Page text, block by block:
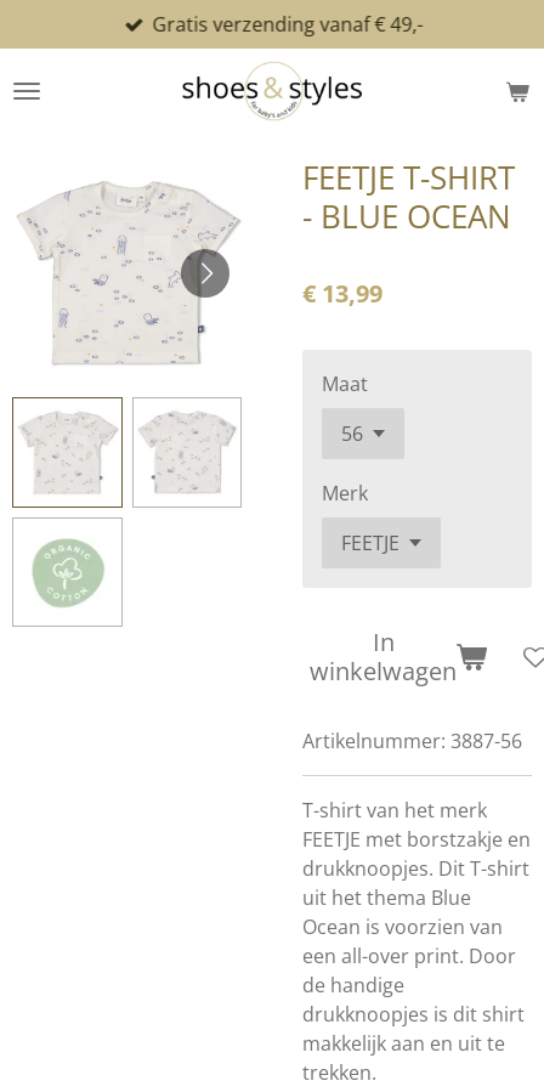
direct
naar
Gratis verzending vanaf € 49,-
FEETJE T-SHIRT
- BLUE OCEAN
€ 13,99
Maat
Merk
In
winkelwagen
Artikelnummer: 3887-56
T-shirt van het merk
FEETJE met borstzakje en
drukknoopjes. Dit T-shirt
uit het thema Blue
Ocean is voorzien van
een all-over print. Door
de handige
drukknoopjes is dit shirt
makkelijk aan en uit te
trekken.